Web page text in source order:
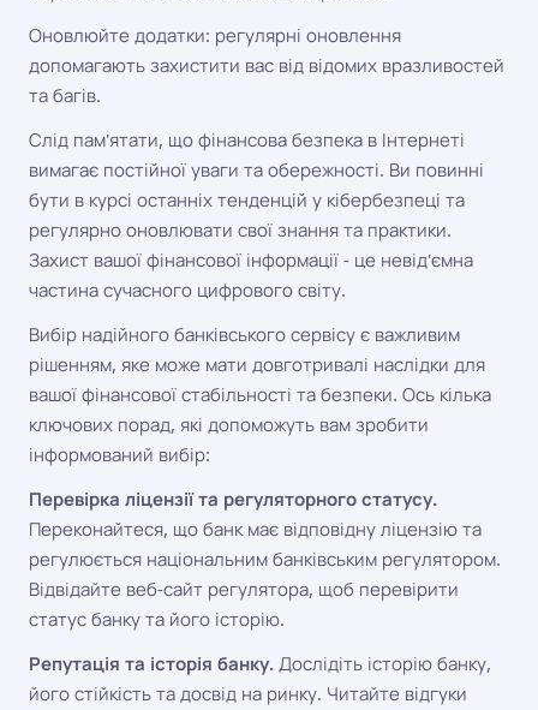
Оновлюйте додатки: регулярні оновлення
допомагають захистити вас від відомих вразливостей
та багів.
Слід пам'ятати, що фінансова безпека в Інтернеті
вимагає постійної уваги та обережності. Ви повинні
бути в курсі останніх тенденцій у кібербезпеці та
регулярно оновлювати свої знання та практики.
Захист вашої фінансової інформації - це невід'ємна
частина сучасного цифрового світу.
Вибір надійного банківського сервісу є важливим
рішенням, яке може мати довготривалі наслідки для
вашої фінансової стабільності та безпеки. Ось кілька
ключових порад, які допоможуть вам зробити
інформований вибір:
Перевірка ліцензії та регуляторного статусу.
Переконайтеся, що банк має відповідну ліцензію та
регулюється національним банківським регулятором.
Відвідайте веб-сайт регулятора, щоб перевірити
статус банку та його історію.
Репутація та історія банку. Дослідіть історію банку,
його стійкість та досвід на ринку. Читайте відгуки